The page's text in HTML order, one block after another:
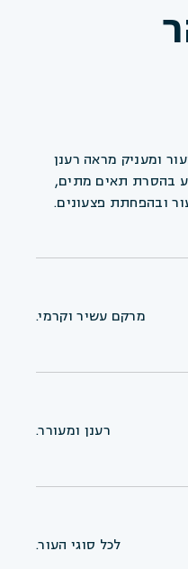
ומעניק מראה רענן
בהסרת תאים מתים,
ובהפחתת פצעונים.
מרקם עשיר וקרמי.
רענן ומעורר.
לכל סוגי העור.